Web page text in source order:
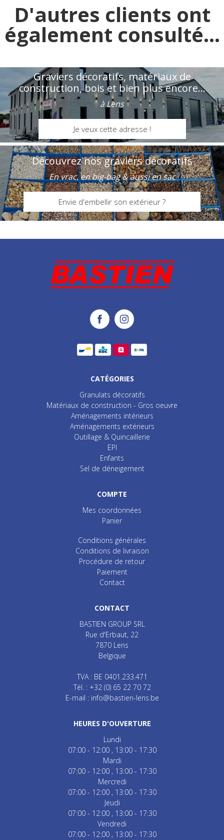
D'autres clients ont
également consulté...
Graviers décoratifs, matériaux de
construction, bois et bien plus encore...
à Lens
Je veux cette adresse !
Découvrez nos graviers décoratifs
En vrac, en big-bag & aussi en sac
Envie d'embellir son extérieur ?
CATÉGORIES
Granulats décoratifs
Matériaux de construction - Gros oeuvre
Aménagements intérieurs
Aménagements extérieurs
Outillage & Quincaillerie
EPI
Enfants
Sel de déneigement
COMPTE
Mes coordonnées
Panier
Conditions générales
Conditions de livraison
Procédure de retour
Paiement
Contact
CONTACT
BASTIEN GROUP SRL
Rue d'Erbaut, 22
7870 Lens
Belgique
TVA : BE 0401.233.471
Tél. : +32 (0) 65 22 70 72
E-mail : info@bastien-lens.be
HEURES D'OUVERTURE
Lundi
07:00 - 12:00
13:00 - 17:30
Mardi
07:00 - 12:00
13:00 - 17:30
Mercredi
07:00 - 12:00
13:00 - 17:30
Jeudi
07:00 - 12:00
13:00 - 17:30
Vendredi
07:00 - 12:00
13:00 - 17:30